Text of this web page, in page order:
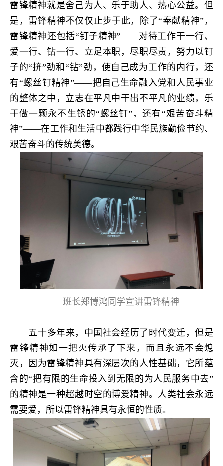
雷锋精神就是舍己为人、乐于助人、热心公益。但
是，雷锋精神不仅仅止步于此，除了“奉献精神”，
雷锋精神还包括“钉子精神”——对待工作干一行、
爱一行、钻一行、立足本职，尽职尽责，努力以钉
子的“挤”劲和“钻”劲，使自己成为工作的内行，还
有“螺丝钉精神”——把自己生命融入党和人民事业
的整体之中，立志在平凡中干出不平凡的业绩，乐
于做一颗永不生锈的“螺丝钉”，还有“艰苦奋斗精
神”——在工作和生活中都践行中华民族勤俭节约、
艰苦奋斗的传统美德。
班长郑博鸿同学宣讲雷锋精神
五十多年来，中国社会经历了时代变迁，但是
雷锋精神如一把火传承了下来，而且永远不会熄
灭，因为雷锋精神具有深层次的人性基础，它所蕴
含的“把有限的生命投入到无限的为人民服务中去”
的精神是一种超越时空的博爱精神。人类社会永远
需要爱，所以雷锋精神具有永恒的性质。